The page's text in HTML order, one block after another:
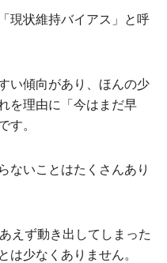
現状維持バイアス」と呼
い傾向があり、ほんの少
を理由に「今はまだ早
す。
ないことはたくさんあり
えず動き出してしまった
は少なくありません。